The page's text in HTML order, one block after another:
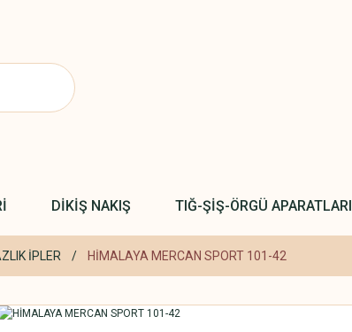
DİKİŞ NAKIŞ TIĞ-ŞİŞ-ÖRGÜ APARATLARI
İPLER HİMALAYA MERCAN SPORT 101-42